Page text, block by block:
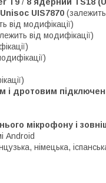
UIS7870
від модифікації)
від модифікації)
і дротовим
мікрофону і
Android
німецька,